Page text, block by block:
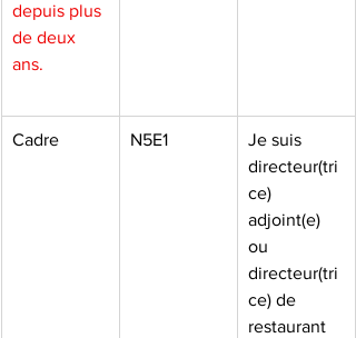
depuis plus
de deux
ans.
Cadre N5E1
Je suis
directeur(tri
ce)
adjoint(e)
ou
directeur(tri
ce) de
restaurant